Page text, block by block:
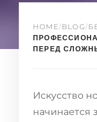
HOME/BLOG/
ПЕРЕД
Искусство
начинается